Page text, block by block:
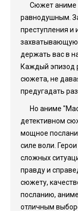
Сюжет аниме
равнодушным.
преступления и
захватывающую
держать вас в
Каждый эпизод
сюжета, не
предугадать
Но аниме
детективном
мощное
силе воли.
сложных
правду и
сюжету,
посланию,
отличным